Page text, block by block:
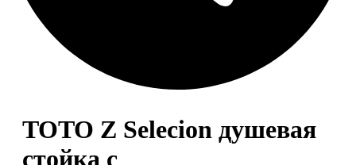
TOTO Z Selecion душевая
стойка с